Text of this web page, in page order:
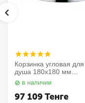
Корзинка угловая для
душа 180х180 мм
Elegance 11657010000
Keuco
в наличии
97 109Тенге